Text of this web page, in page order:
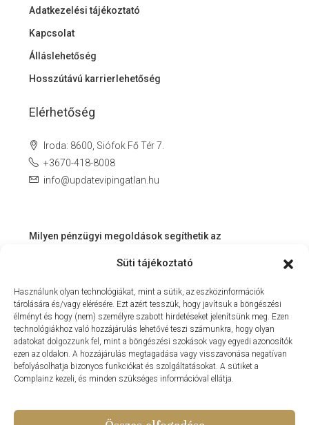
Süti tájékoztató
Használunk olyan technológiákat, mint a sütik, az eszközinformációk
tárolására és/vagy elérésére. Ezt azért tesszük, hogy javítsuk a böngészési
élményt és hogy (nem) személyre szabott hirdetéseket jelenítsünk meg. Ezen
technológiákhoz való hozzájárulás lehetővé teszi számunkra, hogy olyan
adatokat dolgozzunk fel, mint a böngészési szokások vagy egyedi azonosítók
ezen az oldalon. A hozzájárulás megtagadása vagy visszavonása negatívan
befolyásolhatja bizonyos funkciókat és szolgáltatásokat. A sütiket a
Complainz kezeli, és minden szükséges információval ellátja.
Adatkezelési tájékoztató
Kapcsolat
Álláslehetőség
Hosszútávú karrierlehetőség
Elérhetőség
Iroda: 8600, Siófok Fő Tér 7.
+3670-418-8008
info@updatevipingatlan.hu
Milyen pénzügyi megoldások segíthetik az
szolgáltatás a Balaton környékén
MIT KÍNÁLHAT SZÁMUNKRA EGY INGATLANIRODA VEVŐI
ÉS ELADÓI NÉZŐPONTBÓL?
MILYEN KÖLTSÉGEKKEL KELL SZÁMOLNUNK
INGATLANVÁSÁRLÁS SORÁN?